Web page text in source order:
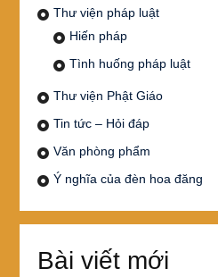
Thư viện pháp luật
Hiến pháp
Tình huống pháp luật
Thư viện Phật Giáo
Tin tức – Hỏi đáp
Văn phòng phẩm
Ý nghĩa của đèn hoa đăng
Bài viết mới